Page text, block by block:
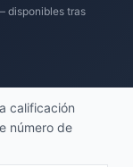
disponibles tras
calificación
número de